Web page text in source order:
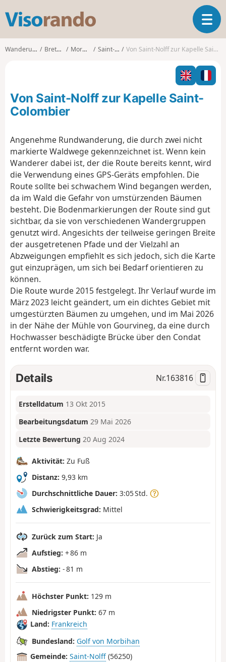
s
o
o
T
o
g
l
n
i
n
Wanderungen Bretagne Morbihan Saint-Nolff Von Saint-Nolff zur Kapelle Saint-Colombier
Von Saint-Nolff zur Kapelle Saint-
Colombier
Angenehme Rundwanderung, die durch zwei nicht
markierte Waldwege gekennzeichnet ist. Wenn kein
Wanderer dabei ist, der die Route bereits kennt, wird
die Verwendung eines GPS-Geräts empfohlen. Die
Route sollte bei schwachem Wind begangen werden,
da im Wald die Gefahr von umstürzenden Bäumen
besteht. Die Bodenmarkierungen der Route sind gut
sichtbar, da sie von verschiedenen Wandergruppen
genutzt wird. Angesichts der teilweise geringen Breite
der ausgetretenen Pfade und der Vielzahl an
Abzweigungen empfiehlt es sich jedoch, sich die Karte
gut einzuprägen, um sich bei Bedarf orientieren zu
können.
Die Route wurde 2015 festgelegt. Ihr Verlauf wurde im
März 2023 leicht geändert, um ein dichtes Gebiet mit
umgestürzten Bäumen zu umgehen, und im Mai 2026
in der Nähe der Mühle von Gourvineg, da eine durch
Hochwasser beschädigte Brücke über den Condat
entfernt worden war.
Details Nr.163816
Erstelldatum 13 Okt 2015
Bearbeitungsdatum 29 Mai 2026
Letzte Bewertung 20 Aug 2024
Aktivität: Zu Fuß
Distanz: 9,93 km
Durchschnittliche Dauer: 3:05 Std.
Schwierigkeitsgrad: Mittel
Zurück zum Start: Ja
Aufstieg: + 86 m
Abstieg: - 81 m
Höchster Punkt: 129 m
Niedrigster Punkt: 67 m
Land: Frankreich
Bundesland: Golf von Morbihan
Gemeinde: Saint-Nolff (56250)